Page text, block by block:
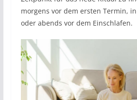
morgens vor dem ersten Termin,
oder abends vor dem Einschlafen.